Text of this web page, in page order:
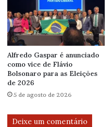
Alfredo Gaspar é anunciado
como vice de Flávio
Bolsonaro para as Eleições
de 2026
5 de agosto de 2026
Deixe um comentário